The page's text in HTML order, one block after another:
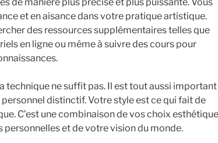
et en aisance dans votre pratique artistique.
des ressources supplémentaires telles que
en ligne ou même à suivre des cours pour
technique ne suffit pas. Il est tout aussi important
distinctif. Votre style est ce qui fait de
C’est une combinaison de vos choix
personnelles et de votre vision du monde.